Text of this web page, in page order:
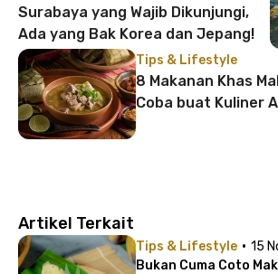
Surabaya yang Wajib Dikunjungi,
Ada yang Bak Korea dan Jepang!
Tips & Lifestyle
8 Makanan Khas
Coba buat Kuliner
Artikel Terkait
Tips & Lifestyle · 15
Bukan Cuma Coto